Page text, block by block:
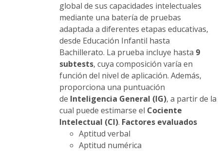
global de sus capacidades intelectuales
mediante una batería de pruebas
adaptada a diferentes etapas educativas,
desde Educación Infantil hasta
Bachillerato. La prueba incluye hasta 9
subtests, cuya composición varía en
función del nivel de aplicación. Además,
proporciona una puntuación
de Inteligencia General (IG), a partir de la
cual puede estimarse el Cociente
Intelectual (CI). Factores evaluados
Aptitud verbal
Aptitud numérica